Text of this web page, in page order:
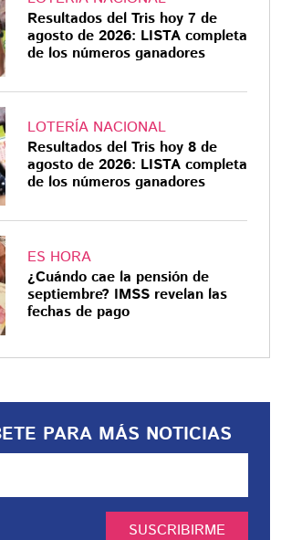
Resultados del Tris hoy 7 de
agosto de 2026: LISTA completa
de los números ganadores
LOTERÍA NACIONAL
Resultados del Tris hoy 8 de
agosto de 2026: LISTA completa
de los números ganadores
ES HORA
¿Cuándo cae la pensión de
septiembre? IMSS revelan las
fechas de pago
PARA MÁS NOTICIAS
SUSCRIBIRME